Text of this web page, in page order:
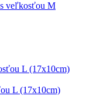
s veľkosťou M
L (17x10cm)